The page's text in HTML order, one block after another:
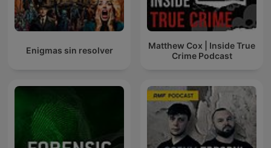
Enigmas sin resolver
Matthew Cox | Inside True
Crime Podcast